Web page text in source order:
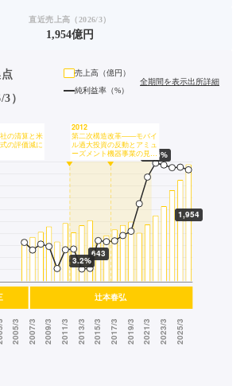
直近売上高（2026/3）
1,954億円
）
売上高（億円）
純利益率（%）
全期間を表示出所詳細